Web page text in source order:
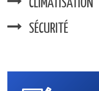
CLIMATISATION
SÉCURITÉ